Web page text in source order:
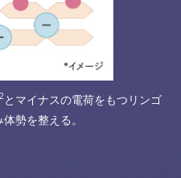
とマイナスの電荷をもつリンゴ
勢を整える。